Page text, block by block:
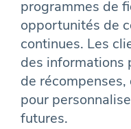
programmes de
opportunités de
continues. Les
des informations
de
pour
futures.